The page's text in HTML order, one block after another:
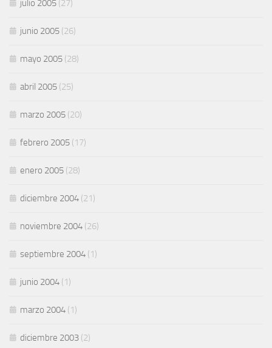
julio 2005 (27)
junio 2005 (26)
mayo 2005 (28)
abril 2005 (25)
marzo 2005 (20)
febrero 2005 (17)
enero 2005 (28)
diciembre 2004 (21)
noviembre 2004 (26)
septiembre 2004 (1)
junio 2004 (1)
marzo 2004 (1)
diciembre 2003 (2)